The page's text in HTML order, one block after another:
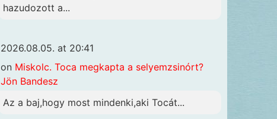
hazudozott a...
2026.08.05. at 20:41
on Miskolc. Toca megkapta a selyemzsinórt?
Jön Bandesz
Az a baj,hogy most mindenki,aki Tocát...